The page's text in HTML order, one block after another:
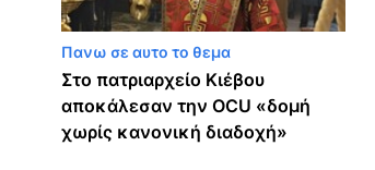
Πανω σε αυτο το θεμα
Στο πατριαρχείο Κιέβου
αποκάλεσαν την OCU «δομή
χωρίς κανονική διαδοχή»